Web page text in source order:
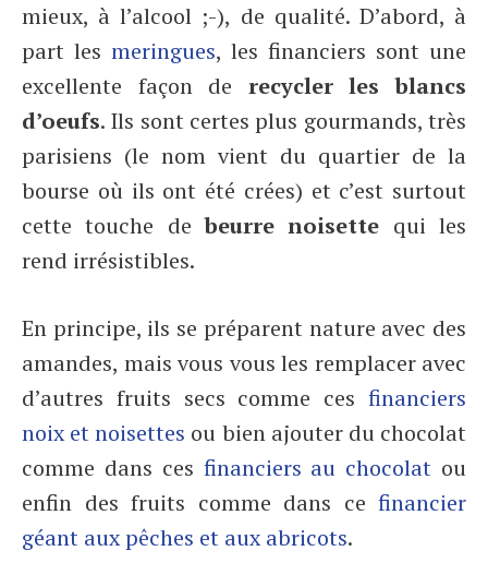
mieux, à l’alcool ;-), de qualité. D’abord, à
part les meringues, les financiers sont une
excellente façon de recycler les blancs
d’oeufs. Ils sont certes plus gourmands, très
parisiens (le nom vient du quartier de la
bourse où ils ont été crées) et c’est surtout
cette touche debeurre noisette qui les
rend irrésistibles.
En principe, ils se préparent nature avec des
amandes, mais vous vous les remplacer avec
d’autres fruits secs comme ces financiers
noix et noisettes ou bien ajouter du chocolat
comme dans ces financiers au chocolat ou
enfin des fruits comme dans ce financier
géant aux pêches et aux abricots.